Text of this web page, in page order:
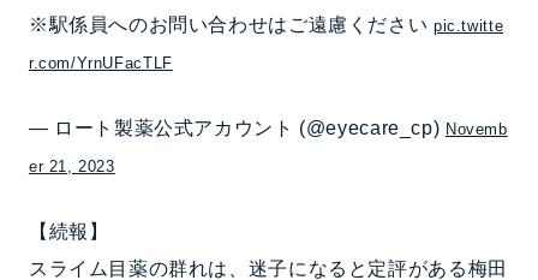
※駅係員へのお問い合わせはご遠慮ください pic.twitte
r.com/YrnUFacTLF
— ロート製薬公式アカウント (@eyecare_cp) Novemb
er 21, 2023
【続報】
スライム目薬の群れは、迷子になると定評がある梅田